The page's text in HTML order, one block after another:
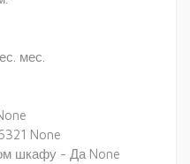
мес.
None
шкафу - Да None